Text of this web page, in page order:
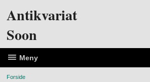
Antikvariat
Soon
Meny
Forside